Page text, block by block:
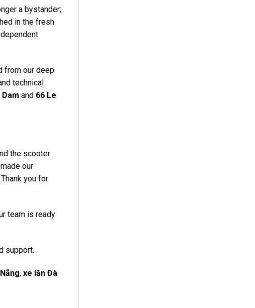
a bystander;
in the fresh
from our deep
technical
and 66 Le
the scooter
made our
you for
team is ready
support.
, xe lăn Đà